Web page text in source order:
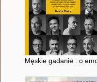
Męskie gadanie : o